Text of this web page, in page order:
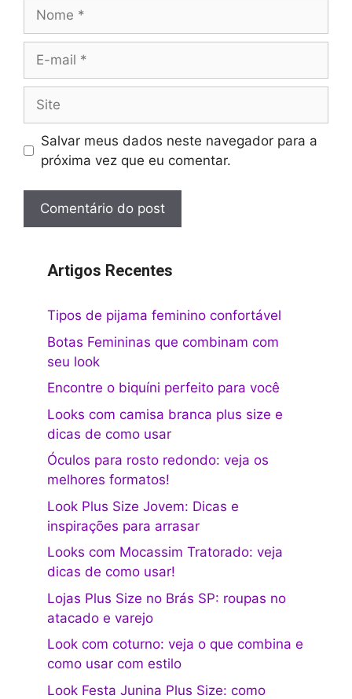
mail
Salvar meus dados neste navegador para a
próxima vez que eu comentar.
Artigos Recentes
Tipos de pijama feminino confortável
Botas Femininas que combinam com
seu look
Encontre o biquíni perfeito para você
Looks com camisa branca plus size e
dicas de como usar
Óculos para rosto redondo: veja os
melhores formatos!
Look Plus Size Jovem: Dicas e
inspirações para arrasar
Looks com Mocassim Tratorado: veja
dicas de como usar!
Lojas Plus Size no Brás SP: roupas no
atacado e varejo
Look com coturno: veja o que combina e
como usar com estilo
Look Festa Junina Plus Size: como